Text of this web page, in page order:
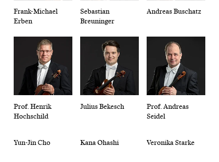
Frank-Michael
Erben
Sebastian
Breuninger
Andreas Buschatz
Prof. Henrik
Hochschild
Julius Bekesch
Prof. Andreas
Seidel
Yun-Jin Cho Kana Ohashi Veronika Starke